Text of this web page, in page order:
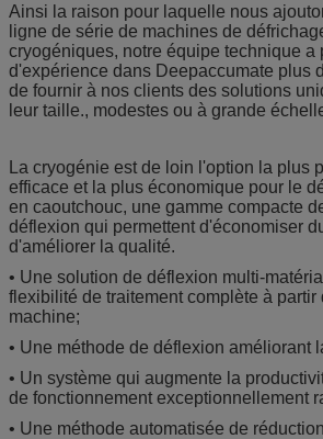
Ainsi la raison pour laquelle nous
ligne de série de machines de
cryogéniques, notre équipe technique a
d'expérience dans Deepaccumate plus
de fournir à nos clients des solutions
leur taille., modestes ou à grande
La cryogénie est de loin l'option la plus
efficace et la plus économique pour le
en caoutchouc, une gamme compacte
déflexion qui permettent d'économiser
d'améliorer la qualité.
• Une solution de déflexion multi-
flexibilité de traitement complète à partir
machine;
• Une méthode de déflexion améliorant
• Un système qui augmente la
de fonctionnement exceptionnellement
• Une méthode automatisée de